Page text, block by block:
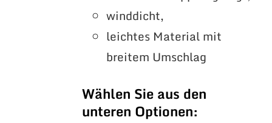
winddicht,
leichtes Material mit
breitem Umschlag
Wählen Sie aus den
unteren Optionen: